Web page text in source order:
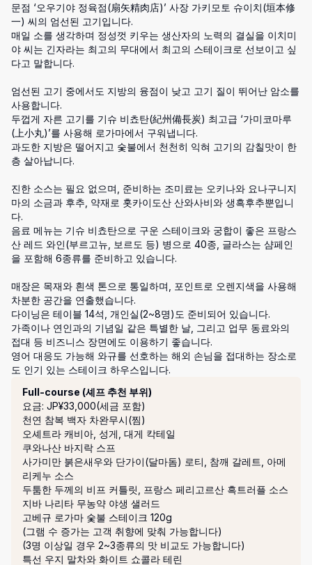
문점 ‘오우기야 정육점(扇矢精肉店)’ 사장 가키모토 슈이치(垣本修
一) 씨의 엄선된 고기입니다.
매일 소를 생각하며 정성껏 키우는 생산자의 노력의 결실을 이치미
야 씨는 긴자라는 최고의 무대에서 최고의 스테이크로 선보이고 싶
다고 말합니다.
엄선된 고기 중에서도 지방의 융점이 낮고 고기 질이 뛰어난 암소를
사용합니다.
두껍게 자른 고기를 기슈 비쵸탄(紀州備長炭) 최고급 ‘가미코마루
(上小丸)’를 사용해 로가마에서 구워냅니다.
과도한 지방은 떨어지고 숯불에서 천천히 익혀 고기의 감칠맛이 한
층 살아납니다.
진한 소스는 필요 없으며, 준비하는 조미료는 오키나와 요나구니지
마의 소금과 후추, 약재로 홋카이도산 산와사비와 생흑후추뿐입니
다.
음료 메뉴는 기슈 비쵸탄으로 구운 스테이크와 궁합이 좋은 프랑스
산 레드 와인(부르고뉴, 보르도 등) 병으로 40종, 글라스는 샴페인
을 포함해 6종류를 준비하고 있습니다.
매장은 목재와 흰색 톤으로 통일하며, 포인트로 오렌지색을 사용해
차분한 공간을 연출했습니다.
다이닝은 테이블 14석, 개인실(2~8명)도 준비되어 있습니다.
가족이나 연인과의 기념일 같은 특별한 날, 그리고 업무 동료와의
접대 등 비즈니스 장면에도 이용하기 좋습니다.
영어 대응도 가능해 와규를 선호하는 해외 손님을 접대하는 장소로
도 인기 있는 스테이크 하우스입니다.
Full-course (셰프 추천 부위)
요금: JP¥33,000(세금 포함)
천연 참복 백자 차완무시(찜)
오셰트라 캐비아, 성게, 대게 칵테일
쿠와나산 바지락 스프
사가미만 붉은새우와 단가이(달마돔) 로티, 참깨 갈레트, 아메
리케누 소스
두툼한 두께의 비프 커틀릿, 프랑스 페리고르산 흑트러플 소스
지바 나리타 무농약 야생 샐러드
고베규 로가마 숯불 스테이크 120g
(그램 수 증가는 고객 취향에 맞춰 가능합니다)
(3명 이상일 경우 2~3종류의 맛 비교도 가능합니다)
특선 우지 말차와 화이트 쇼콜라 테린